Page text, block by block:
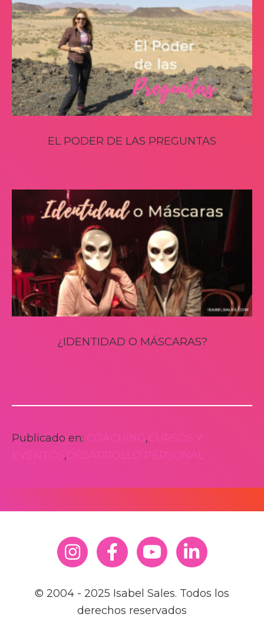
EL PODER DE LAS PREGUNTAS
¿IDENTIDAD O MÁSCARAS?
Publicado en: COACHING,CURSOS Y
, DESARROLLO PERSONAL
© 2004 - 2025 Isabel Sales. Todos los
derechos reservados